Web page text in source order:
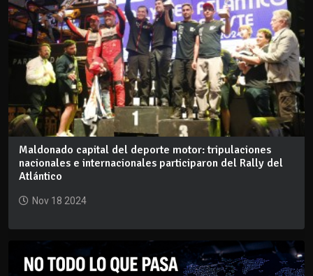
Maldonado capital del deporte motor: tripulaciones
nacionales e internacionales participaron del Rally del
Atlántico
Nov 18 2024